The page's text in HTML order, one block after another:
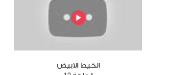
الخيط الابيض